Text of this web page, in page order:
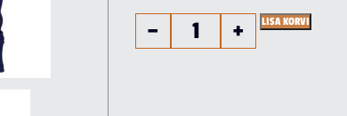
− + LISA KORVI